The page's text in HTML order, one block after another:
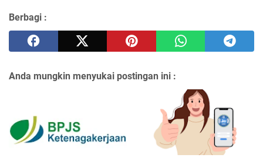
Berbagi :
Anda mungkin menyukai postingan ini :